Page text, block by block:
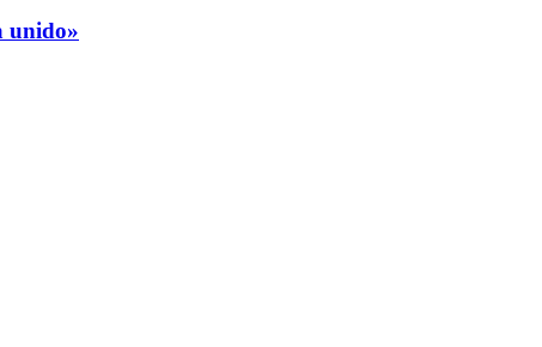
unido»